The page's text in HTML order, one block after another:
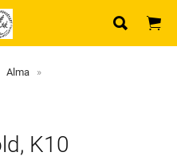
 
Alma »
K10